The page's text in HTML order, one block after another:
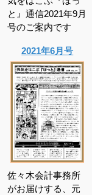
と』通信2021年9月
号のご案内です
2021年6月号
佐々木会計事務所
がお届けする、元